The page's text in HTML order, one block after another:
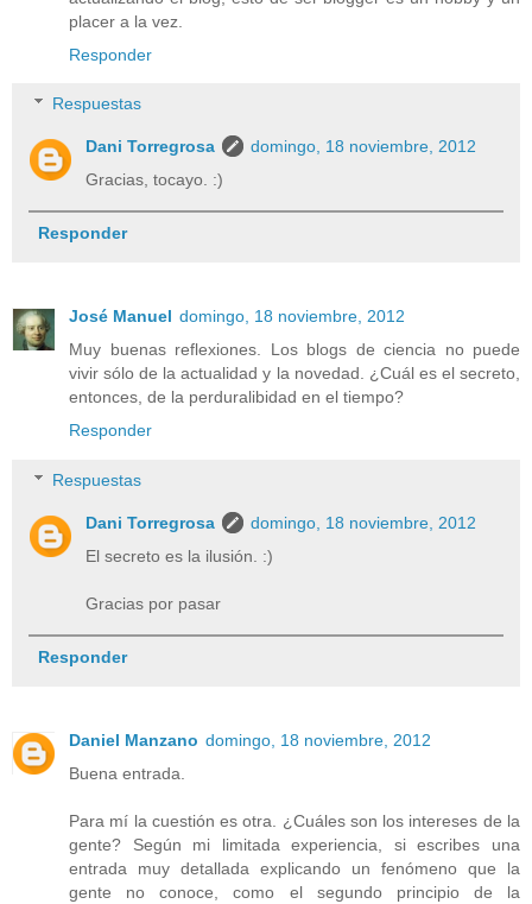
placer a la vez.
Responder
Respuestas
Dani Torregrosa
domingo, 18 noviembre, 2012
Gracias, tocayo. :)
Responder
José Manuel domingo, 18 noviembre, 2012
Muy buenas reflexiones. Los blogs de ciencia no puede
vivir sólo de la actualidad y la novedad. ¿Cuál es el secreto,
entonces, de la perduralibidad en el tiempo?
Responder
Respuestas
Dani Torregrosa
domingo, 18 noviembre, 2012
El secreto es la ilusión. :)
Gracias por pasar
Responder
Daniel Manzano domingo, 18 noviembre, 2012
Buena entrada.
Para mí la cuestión es otra. ¿Cuáles son los intereses de la
gente? Según mi limitada experiencia, si escribes una
entrada muy detallada explicando un fenómeno que la
gente no conoce, como el segundo principio de la